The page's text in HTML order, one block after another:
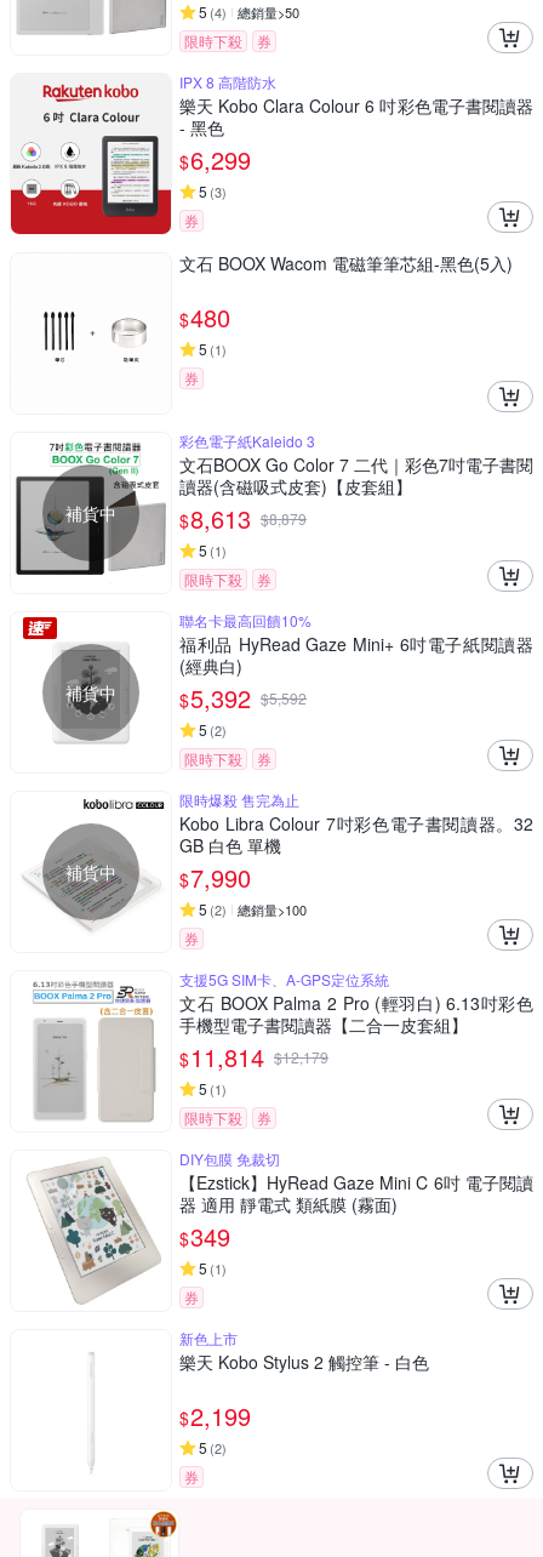
5 (4) 總銷量>50
限時下殺
券
IPX 8 高階防水
樂天 Kobo Clara Colour 6 吋彩色電子書閱讀器
- 黑色
$6,299
5 (3)
券
文石 BOOX Wacom 電磁筆筆芯組-黑色(5入)
$480
5 (1)
券
補貨中
彩色電子紙Kaleido 3
文石BOOX Go Color 7 二代｜彩色7吋電子書閱
讀器(含磁吸式皮套)【皮套組】
$8,613 $8,879
5 (1)
限時下殺 券
補貨中
聯名卡最高回饋10%
福利品 HyRead Gaze Mini+ 6吋電子紙閱讀器
(經典白)
$5,392 $5,592
5 (2)
限時下殺 券
補貨中
限時爆殺 售完為止
Kobo Libra Colour 7吋彩色電子書閱讀器。32
GB 白色 單機
$7,990
5 (2) 總銷量>100
券
支援5G SIM卡、A-GPS定位系統
文石 BOOX Palma 2 Pro (輕羽白) 6.13吋彩色
手機型電子書閱讀器【二合一皮套組】
$11,814 $12,179
5 (1)
限時下殺
券
DIY包膜 免裁切
【Ezstick】HyRead Gaze Mini C 6吋 電子閱讀
器 適用 靜電式 類紙膜 (霧面)
$349
5 (1)
券
新色上市
樂天 Kobo Stylus 2 觸控筆 - 白色
$2,199
5 (2)
券